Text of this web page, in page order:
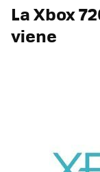
La Xbox
viene